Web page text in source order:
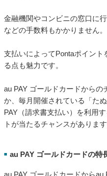
特におすすめです。
けられます。
au PAY（請求書支払い）を使
をスマートフォンで読み取る
民税の支払いが完了します。
などの手数料もかかりません。